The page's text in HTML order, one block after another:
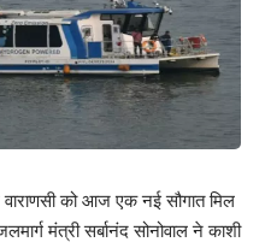
वाराणसी को आज एक नई सौगात मिल
मंत्री सर्बानंद सोनोवाल ने काशी